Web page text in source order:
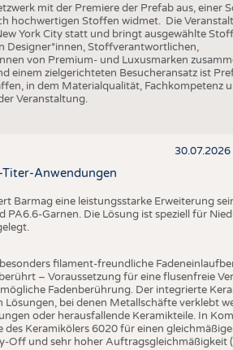
TEXTILIEN
TEXTILES
STATISTICS
mit der Premiere der Prefab aus, einer
hochwertigen Stoffen widmet. Die
York City statt und bringt ausgewählte
Designer*innen, Stoffverantwortlichen,
von Premium- und Luxusmarken
einem zielgerichteten Besucheransatz ist
in dem Materialqualität, Fachkompetenz
Veranstaltung.
30.07.2026
Anwendungen
Barmag eine leistungsstarke Erweiterung
Garnen. Die Lösung ist speziell für
filament-freundliche
– Voraussetzung für eine flusenfreie
Fadenberührung. Der integrierte
bei denen Metallschäfte verklebt
oder herausfallende Keramikteile. In
Keramikölers 6020 für einen
Off und sehr hoher Auftragsgleichmäßigkeit